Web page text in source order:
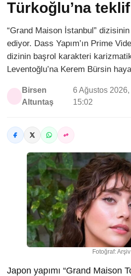
Türkoğlu’na teklif
“Grand Maison İstanbul” dizisinin
ediyor. Dass Yapım’ın Prime
dizinin başrol karakteri
Leventoğlu’na Kerem Bürsin
Birsen
Altuntaş
6 Ağustos
15:02
Fotoğraf: Arşiv
Japon yapımı “Grand Maison